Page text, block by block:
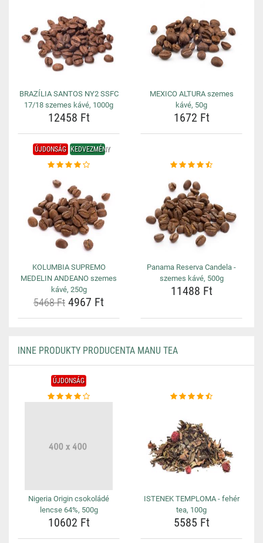
BRAZÍLIA SANTOS NY2 SSFC
17/18 szemes kávé, 1000g
12458 Ft
MEXICO ALTURA szemes
kávé, 50g
1672 Ft
ÚJDONSÁG KEDVEZMÉNY
KOLUMBIA SUPREMO
MEDELIN ANDEANO szemes
kávé, 250g
5468 Ft 4967 Ft
Panama Reserva Candela -
szemes kávé, 500g
11488 Ft
INNE PRODUKTY PRODUCENTA MANU TEA
ÚJDONSÁG
Nigeria Origin csokoládé
lencse 64%, 500g
10602 Ft
ISTENEK TEMPLOMA - fehér
tea, 100g
5585 Ft